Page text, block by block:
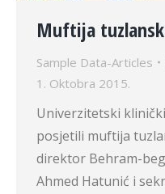
Muftija
Sample Data-Articles
1. Oktobra 2015.
Univerzitetski
posjetili muftija
direktor Behram-
Ahmed Hatunić i